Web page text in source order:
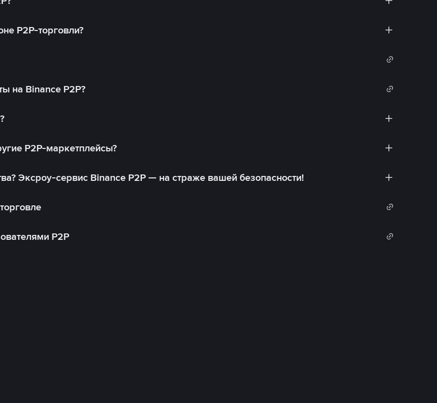
P2P-торговли?
на Binance P2P?
P2P-маркетплейсы?
Эксроу-сервис Binance P2P — на страже вашей безопасности!
P2P